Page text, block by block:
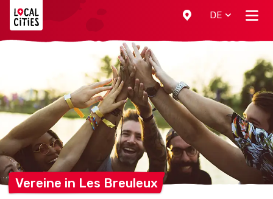
DE
Vereine in Les Breuleux